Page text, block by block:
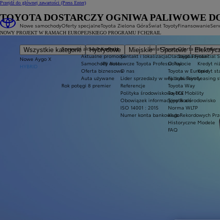
Przejdź do głównej zawartości (Press Enter)
Nowe samochody
Wszystkie kategorie Hybrydowe Miejskie Sportowe
Nowe Aygo X
HYBRID
Oferty specjalne
Sprawdź aktualne oferty
Aktualne promocje
Samochody dostawcze Toyota Professional
Oferta biznesowa
Auta używane
Rok potęgi 8 premier
Toyota Zielona Góra
Kontakt
Kontakt i lokalizacja
JPJ Auto
O nas
Lider sprzedaży w woj. lubuskim
Referencje
Polityka środowiskowa TCE
Obowiązek informacyjny Rodo
ISO 14001 : 2015
Numer konta bankowego
Świat Toyoty
Świat Toyoty
Dlaczego Toyota?
O Toyocie
Toyota w Europie
Fabryki Toyoty
Toyota Way
Toyota Mobility
Toyota a środowisko
Norma WLTP
Klub Rekordowych
Historyczne Modele
FAQ
Finansowanie
Oferta dla firm
Toyota Financial
Kredyt
Kredyt
Leasing
TOYOTA DOSTARCZY OGNIWA PALIWOWE
NOWY PROJEKT W RAMACH EUROPEJSKIEGO PROGRAMU FCH2RAIL